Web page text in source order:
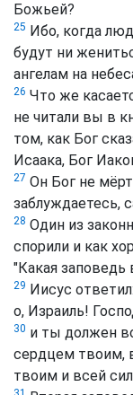
Божьей?
25 Ибо, когда
будут ни
ангелам на
26 Что же
не читали вы в
том, как Бог
Исаака, Бог
27 Он Бог не
заблуждаетесь,
28 Один из
спорили и как
"Какая
29 Иисус
о, Израиль!
30 и ты должен
сердцем твоим,
твоим и всей